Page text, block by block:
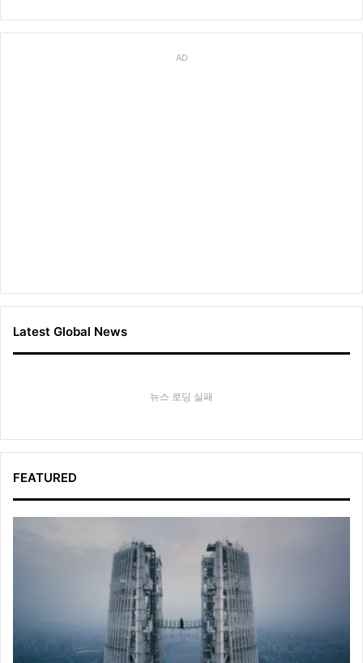
AD
Latest Global News
뉴스 로딩 실패
FEATURED